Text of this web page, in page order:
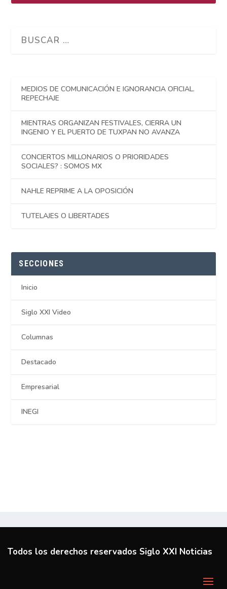
MEDIOS DE COMUNICACIÓN E IGNORANCIA OFICIAL.
REPECHAJE
MIENTRAS ORGANIZAN FESTIVALES, CIERRA UN
INGENIO Y EL PUERTO DE TUXPAN NO AVANZA
CONCIERTOS MILLONARIOS O PRIORIDADES
SOCIALES? : SOMOS MX
NAHLE REPRIME A LA OPOSICIÓN
TUTELAJES O LIBERTADES
SECCIONES
Inicio
Siglo XXI Video
Columnas
Destacado
Empresarial
INEGI
Todos los derechos reservados Siglo XXI Noticias